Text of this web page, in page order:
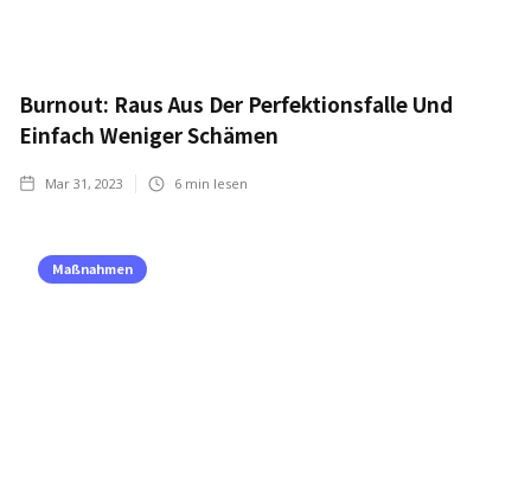
Burnout: Raus Aus Der Perfektionsfalle Und
Einfach Weniger Schämen
Mar 31, 2023 6 min lesen
Maßnahmen